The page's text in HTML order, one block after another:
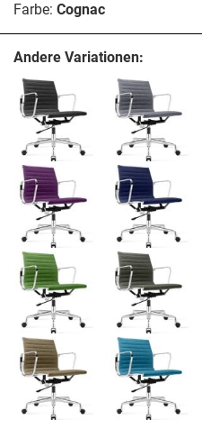
Farbe: Cognac
Andere Variationen: